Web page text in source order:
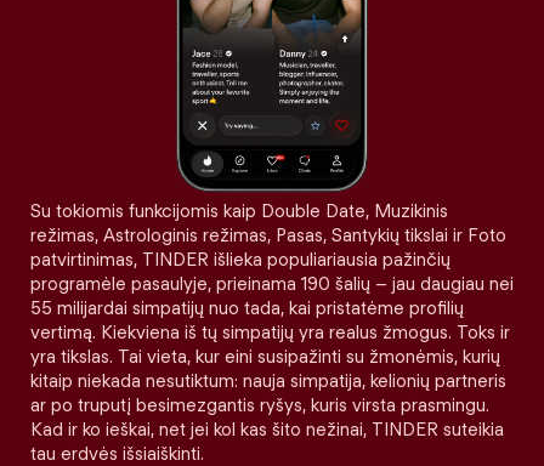
Su tokiomis funkcijomis kaip Double Date, Muzikinis
režimas, Astrologinis režimas, Pasas, Santykių tikslai ir Foto
patvirtinimas, TINDER išlieka populiariausia pažinčių
programėle pasaulyje, prieinama 190 šalių – jau daugiau nei
55 milijardai simpatijų nuo tada, kai pristatėme profilių
vertimą. Kiekviena iš tų simpatijų yra realus žmogus. Toks ir
yra tikslas. Tai vieta, kur eini susipažinti su žmonėmis, kurių
kitaip niekada nesutiktum: nauja simpatija, kelionių partneris
ar po truputį besimezgantis ryšys, kuris virsta prasmingu.
Kad ir ko ieškai, net jei kol kas šito nežinai, TINDER suteikia
tau erdvės išsiaiškinti.